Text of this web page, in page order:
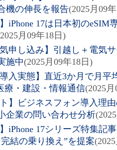
機の伸長を報告(2025月09
】iPhone 17は日本初の
月09年18日)
気申し込み】引越し＋電気
施中(2025月09年18日)
導入実態】直近3か月で月
療・建設・情報通信(2025
ト】ビジネスフォン導入理
企業の問い合わせ分析
】iPhone 17シリーズ特集
結の乗り換え”を提案